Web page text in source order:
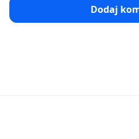
Dodaj